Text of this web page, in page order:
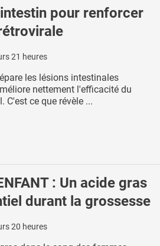
pour renforcer
21 heures
les lésions intestinales
nettement l'efficacité du
ce que révèle ...
: Un acide gras
durant la grossesse
20 heures